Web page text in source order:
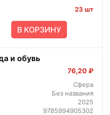
23 шт
В КОРЗИНУ
и обувь
76,20 ₽
Сфера
Без названия
2025
9785994905302